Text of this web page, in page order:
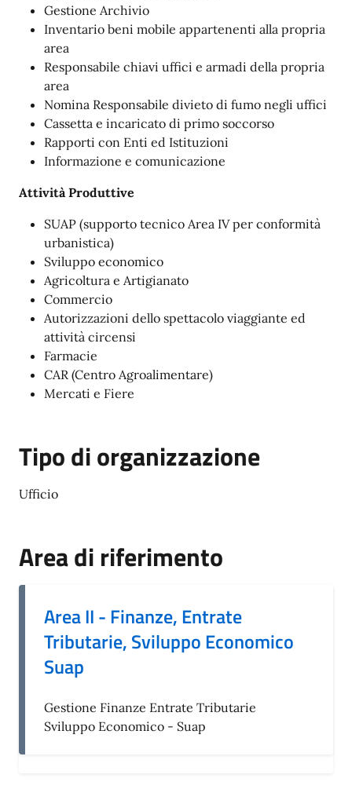
Gestione Archivio
Inventario beni mobile appartenenti alla propria
area
Responsabile chiavi uffici e armadi della propria
area
Nomina Responsabile divieto di fumo negli uffici
Cassetta e incaricato di primo soccorso
Rapporti con Enti ed Istituzioni
Informazione e comunicazione
Attività Produttive
SUAP (supporto tecnico Area IV per conformità
urbanistica)
Sviluppo economico
Agricoltura e Artigianato
Commercio
Autorizzazioni dello spettacolo viaggiante ed
attività circensi
Farmacie
CAR (Centro Agroalimentare)
Mercati e Fiere
Tipo di organizzazione
Ufficio
Area di riferimento
Area II - Finanze, Entrate
Tributarie, Sviluppo Economico
Suap
Gestione Finanze Entrate Tributarie
Sviluppo Economico - Suap